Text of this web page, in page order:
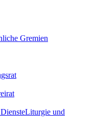
Gremien
Liturgie und